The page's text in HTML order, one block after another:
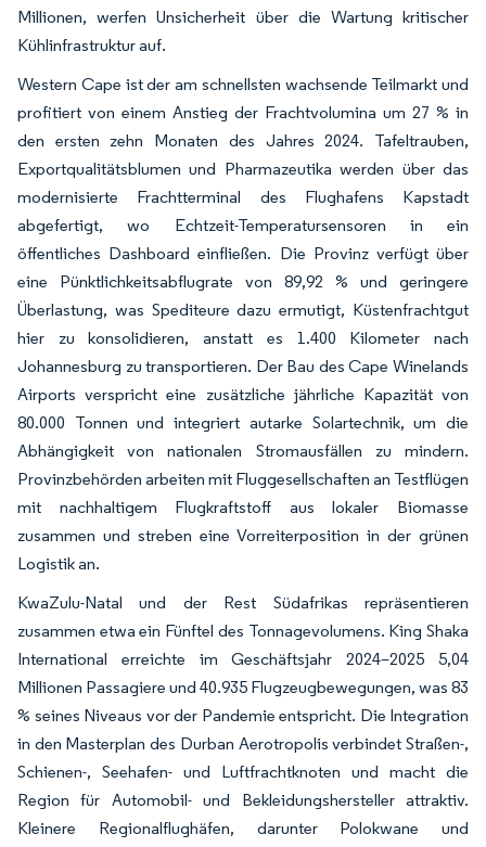
Millionen, werfen Unsicherheit über die Wartung kritischer
Kühlinfrastruktur auf.
Western Cape ist der am schnellsten wachsende Teilmarkt und
profitiert von einem Anstieg der Frachtvolumina um 27 % in
den ersten zehn Monaten des Jahres 2024. Tafeltrauben,
Exportqualitätsblumen und Pharmazeutika werden über das
modernisierte Frachtterminal des Flughafens Kapstadt
abgefertigt, wo Echtzeit-Temperatursensoren in ein
öffentliches Dashboard einfließen. Die Provinz verfügt über
eine Pünktlichkeitsabflugrate von 89,92 % und geringere
Überlastung, was Spediteure dazu ermutigt, Küstenfrachtgut
hier zu konsolidieren, anstatt es 1.400 Kilometer nach
Johannesburg zu transportieren. Der Bau des Cape Winelands
Airports verspricht eine zusätzliche jährliche Kapazität von
80.000 Tonnen und integriert autarke Solartechnik, um die
Abhängigkeit von nationalen Stromausfällen zu mindern.
Provinzbehörden arbeiten mit Fluggesellschaften an Testflügen
mit nachhaltigem Flugkraftstoff aus lokaler Biomasse
zusammen und streben eine Vorreiterposition in der grünen
Logistik an.
KwaZulu-Natal und der Rest Südafrikas repräsentieren
zusammen etwa ein Fünftel des Tonnagevolumens. King Shaka
International erreichte im Geschäftsjahr 2024–2025 5,04
Millionen Passagiere und 40.935 Flugzeugbewegungen, was 83
% seines Niveaus vor der Pandemie entspricht. Die Integration
in den Masterplan des Durban Aerotropolis verbindet Straßen-,
Schienen-, Seehafen- und Luftfrachtknoten und macht die
Region für Automobil- und Bekleidungshersteller attraktiv.
Kleinere Regionalflughäfen, darunter Polokwane und